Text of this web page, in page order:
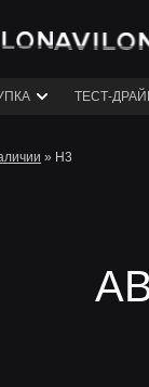
ТЕСТ-
» H3